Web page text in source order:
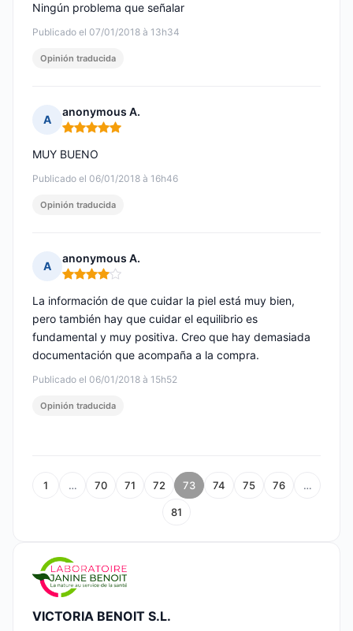
Publicado el 07/01/2018 à 13h34
Ningún problema que señalar
Opinión traducida
A
anonymous A.
Nota: 5 de 5
Publicado el 06/01/2018 à 16h46
MUY BUENO
Opinión traducida
A
anonymous A.
Nota: 4 de 5
Publicado el 06/01/2018 à 15h52
La información de que cuidar la piel está muy bien,
pero también hay que cuidar el equilibrio es
fundamental y muy positiva. Creo que hay demasiada
documentación que acompaña a la compra.
Opinión traducida
1 … 70 71 72 73 74 75 76 …
81
VICTORIA BENOIT S.L.